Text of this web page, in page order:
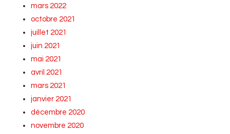
mars 2022
octobre 2021
juillet 2021
juin 2021
mai 2021
avril 2021
mars 2021
janvier 2021
décembre 2020
novembre 2020